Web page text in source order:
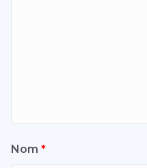
Nom *